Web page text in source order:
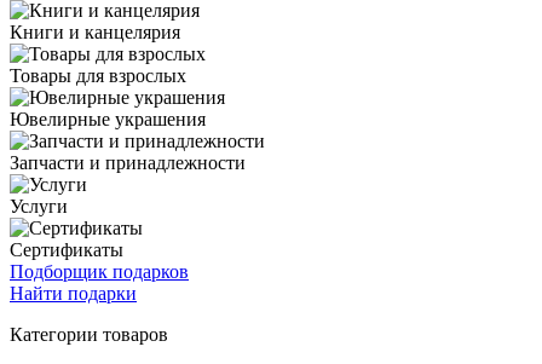
Книги и канцелярия
Товары для взрослых
Ювелирные украшения
Запчасти и принадлежности
Услуги
Сертификаты
Подборщик подарков
Найти подарки
Категории товаров